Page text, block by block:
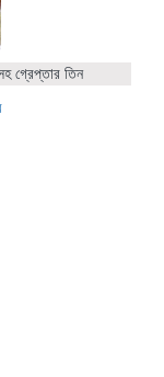
গ্রেপ্তার তিন